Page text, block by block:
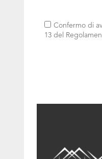
Confermo di
13 del